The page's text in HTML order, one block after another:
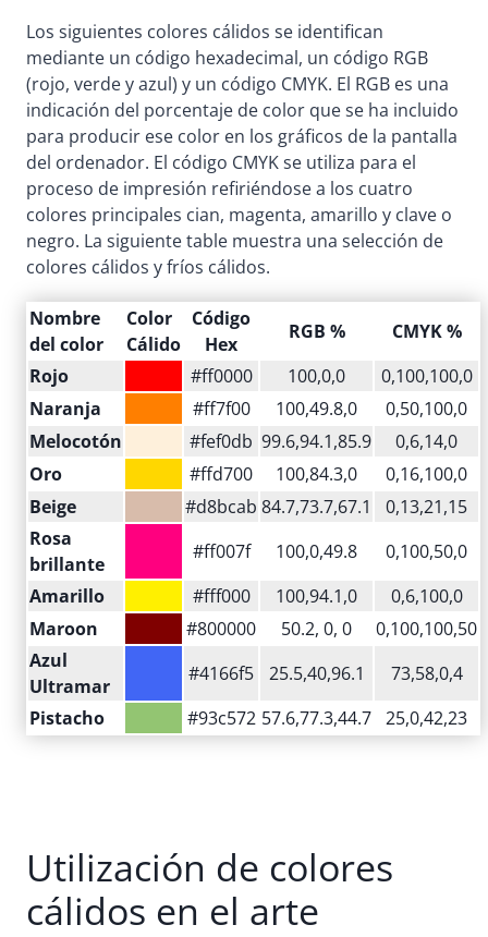
Los siguientes colores cálidos se identifican
mediante un código hexadecimal, un código RGB
(rojo, verde y azul) y un código CMYK. El RGB es una
indicación del porcentaje de color que se ha incluido
para producir ese color en los gráficos de la pantalla
del ordenador. El código CMYK se utiliza para el
proceso de impresión refiriéndose a los cuatro
colores principales cian, magenta, amarillo y clave o
negro. La siguiente table muestra una selección de
colores cálidos y fríos cálidos.
Nombre
del color
Color
Cálido
Código
Hex
RGB %
CMYK %
Rojo
#ff0000 100,0,0
0,100,100,0
Naranja
#ff7f00 100,49.8,0
0,50,100,0
Melocotón
#fef0db 99.6,94.1,85.9
0,6,14,0
Oro
#ffd700 100,84.3,0
0,16,100,0
Beige
#d8bcab 84.7,73.7,67.1
0,13,21,15
Rosa
brillante
#ff007f 100,0,49.8
0,100,50,0
Amarillo
#fff000 100,94.1,0
0,6,100,0
Maroon
#800000 50.2, 0, 0
0,100,100,50
Azul
Ultramar
#4166f5 25.5,40,96.1
73,58,0,4
Pistacho
#93c572 57.6,77.3,44.7 25,0,42,23
Utilización de colores
cálidos en el arte